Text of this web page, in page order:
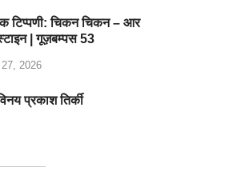
टिप्पणी: चिकन चिकन – आर
| गूज़बम्पस 53
2026
प्रकाश तिर्की